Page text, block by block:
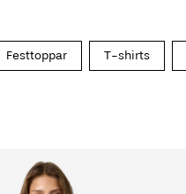
Festtoppar T-shirts